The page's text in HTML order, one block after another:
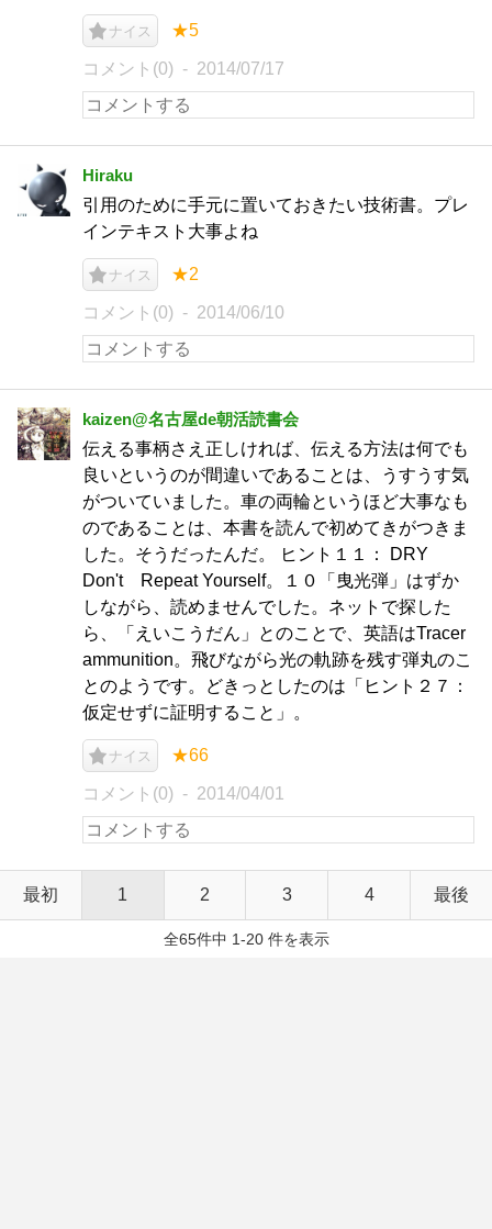
ナイス ★5
コメント(0) 2014/07/17
Hiraku
引用のために手元に置いておきたい技術書。プレ
インテキスト大事よね
ナイス ★2
コメント(0) 2014/06/10
kaizen@名古屋de朝活読書会
伝える事柄さえ正しければ、伝える方法は何でも
良いというのが間違いであることは、うすうす気
がついていました。車の両輪というほど大事なも
のであることは、本書を読んで初めてきがつきま
した。そうだったんだ。 ヒント１１： DRY
Don't Repeat Yourself。１０「曳光弾」はずか
しながら、読めませんでした。ネットで探した
ら、「えいこうだん」とのことで、英語はTracer
ammunition。飛びながら光の軌跡を残す弾丸のこ
とのようです。どきっとしたのは「ヒント２７：
仮定せずに証明すること」。
ナイス ★66
コメント(0) 2014/04/01
最初 1 2 3 4 最後
全65件中 1-20 件を表示